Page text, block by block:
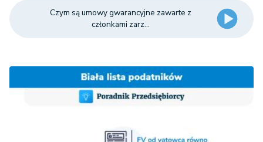
Czym są umowy gwarancyjne zawarte z
członkami zarz...